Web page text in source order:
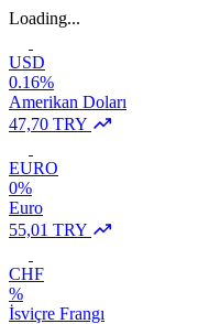
Loading...
USD
0.16%
Amerikan Doları
47,70 TRY
EURO
0%
Euro
55,01 TRY
CHF
%
İsviçre Frangı